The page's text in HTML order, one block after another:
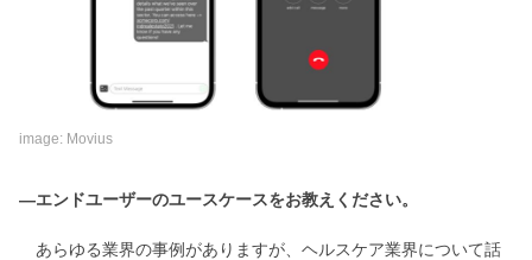
image: Movius
―エンドユーザーのユースケースをお教えください。
あらゆる業界の事例がありますが、ヘルスケア業界について話